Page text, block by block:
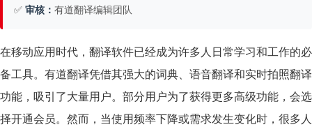
✅ 审核： 有道翻译编辑团队
在移动应用时代，翻译软件已经成为许多人日常学习和工作的必
备工具。有道翻译凭借其强大的词典、语音翻译和实时拍照翻译
功能，吸引了大量用户。部分用户为了获得更多高级功能，会选
择开通会员。然而，当使用频率下降或需求发生变化时，很多人